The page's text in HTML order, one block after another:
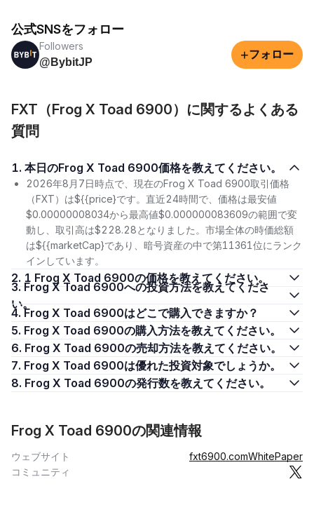
公式SNSをフォロー
Followers
@BybitJP
+フォロー
FXT（Frog X Toad 6900）に関するよくある
質問
1. 本日のFrog X Toad 6900価格を教えてください。
2026年8月7日時点で、現在のFrog X Toad 6900取引価格
（FXT）は${{price}です。直近24時間で、価格は最安値
$0.00000008034から最高値$0.000000083609の範囲で変
動し、取引高は$228.28となりました。市場全体の時価総額
は${{marketCap}であり、暗号資産の中で第11361位にランク
インしています。
2. 1 Frog X Toad 6900の価格を教えてください。
3. Frog X Toad 6900への投資方法を教えてくださ
い。
4. Frog X Toad 6900はどこで購入できますか？
5. Frog X Toad 6900の購入方法を教えてください。
6. Frog X Toad 6900の売却方法を教えてください。
7. Frog X Toad 6900は優れた投資対象でしょうか。
8. Frog X Toad 6900の発行数を教えてください。
Frog X Toad 6900の関連情報
ウェブサイト fxt6900.comWhitePaper
コミュニティ